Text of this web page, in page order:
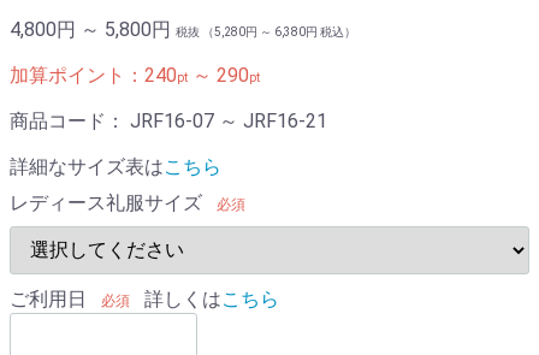
4,800円 ～ 5,800円 税抜 （5,280円 ～ 6,380円 税込）
加算ポイント： 240pt ～ 290pt
商品コード： JRF16-07 ～ JRF16-21
詳細なサイズ表はこちら
レディース礼服サイズ
必須
ご利用日 必須 詳しくはこちら